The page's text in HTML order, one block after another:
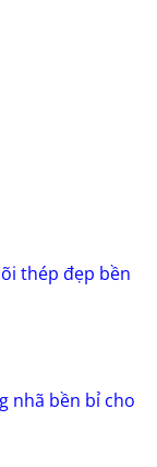
thép đẹp bền
nhã bền bỉ cho